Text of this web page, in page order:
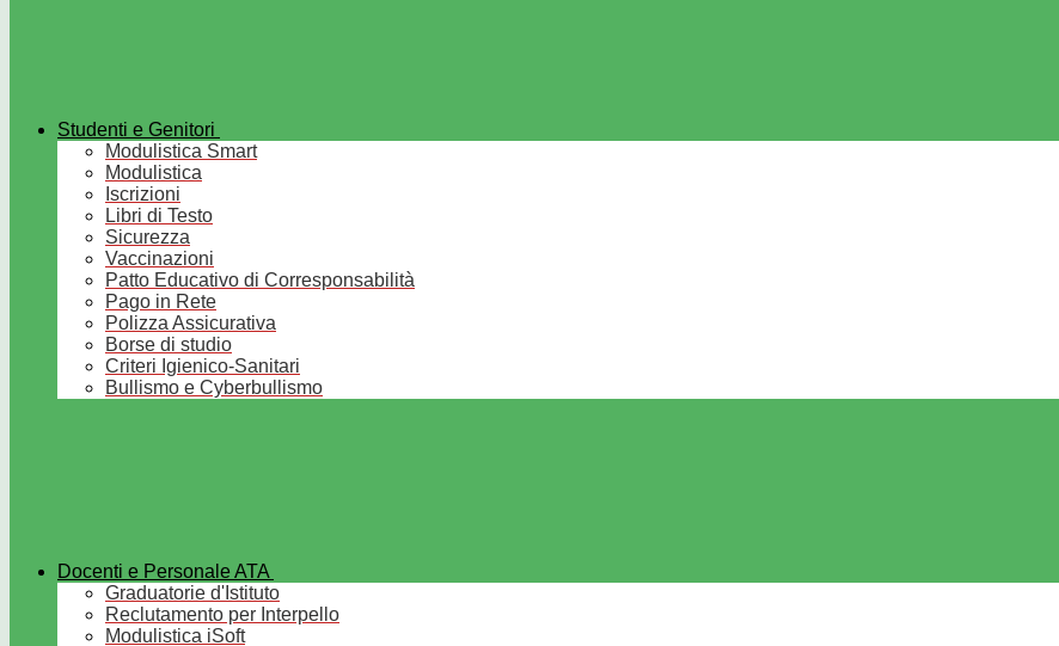
Studenti e Genitori
Modulistica Smart
Modulistica
Iscrizioni
Libri di Testo
Sicurezza
Vaccinazioni
Patto Educativo di Corresponsabilità
Pago in Rete
Polizza Assicurativa
Borse di studio
Criteri Igienico-Sanitari
Bullismo e Cyberbullismo
Docenti e Personale ATA
Graduatorie d'Istituto
Reclutamento per Interpello
Modulistica iSoft